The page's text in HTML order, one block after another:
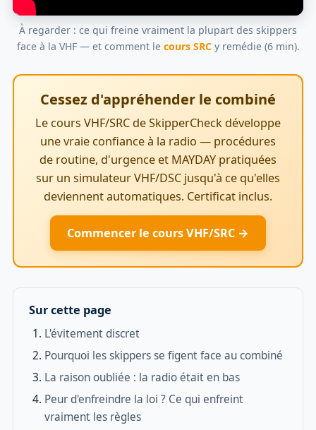
À regarder : ce qui freine vraiment la plupart des skippers
face à la VHF — et comment le cours SRCy remédie (6 min).
Cessez d'appréhender le combiné
Le cours VHF/SRC de SkipperCheck développe
une vraie confiance à la radio — procédures
de routine, d'urgence et MAYDAY pratiquées
sur un simulateur VHF/DSC jusqu'à ce qu'elles
deviennent automatiques. Certificat inclus.
Commencer le cours VHF/SRC →
Sur cette page
L'évitement discret
Pourquoi les skippers se figent face au combiné
La raison oubliée : la radio était en bas
Peur d'enfreindre la loi ? Ce qui enfreint
vraiment les règles